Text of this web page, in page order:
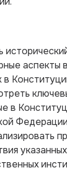
аспекты
в
в